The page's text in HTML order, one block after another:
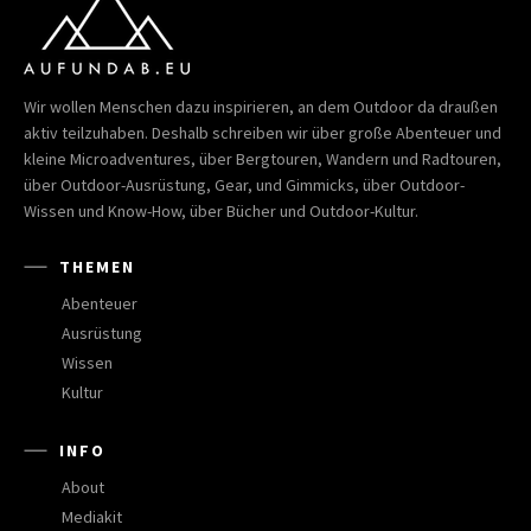
Wir wollen Menschen dazu inspirieren, an dem Outdoor da draußen
aktiv teilzuhaben. Deshalb schreiben wir über große Abenteuer und
kleine Microadventures, über Bergtouren, Wandern und Radtouren,
über Outdoor-Ausrüstung, Gear, und Gimmicks, über Outdoor-
Wissen und Know-How, über Bücher und Outdoor-Kultur.
THEMEN
Abenteuer
Ausrüstung
Wissen
Kultur
INFO
About
Mediakit